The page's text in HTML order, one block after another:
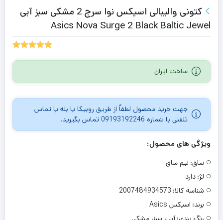
کتونی والیبالی اسیکس نوا سرج 2 مشکی سبز آبی
Asics Nova Surge 2 Black Baltic Jewel
5.00
از 5
ساخت ایران
جهت خرید محصول لطفاٌ از طریق روبیکا یا بله یا تماس
تلفنی با شماره 09193192246 تماس بگیرید.
ویژگی های محصول:
ساق: نیم ساق
لژ: دارد
شناسه کالا: 2007484934573
برند: اسیکس Asics